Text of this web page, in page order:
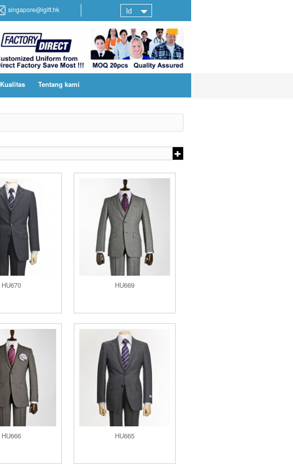
singapore@igift.hk Id
Kualitas Tentang kami
HU670 HU669
HU666 HU665